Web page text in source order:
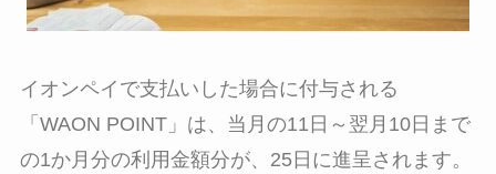
イオンペイで支払いした場合に付与される
「WAON POINT」は、当月の11日～翌月10日まで
の1か月分の利用金額分が、25日に進呈されます。